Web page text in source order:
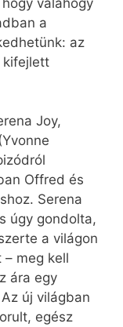
a
az
kifejlett
Joy,
Offred és
Serena
úgy gondolta,
a világon
meg kell
ára egy
új világban
egész